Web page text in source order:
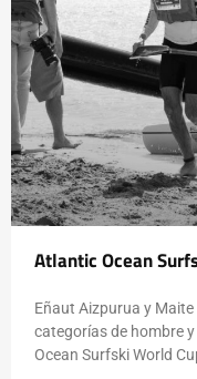
Atlantic Ocean
Eñaut Aizpurua y
categorías de hombre
Ocean Surfski World